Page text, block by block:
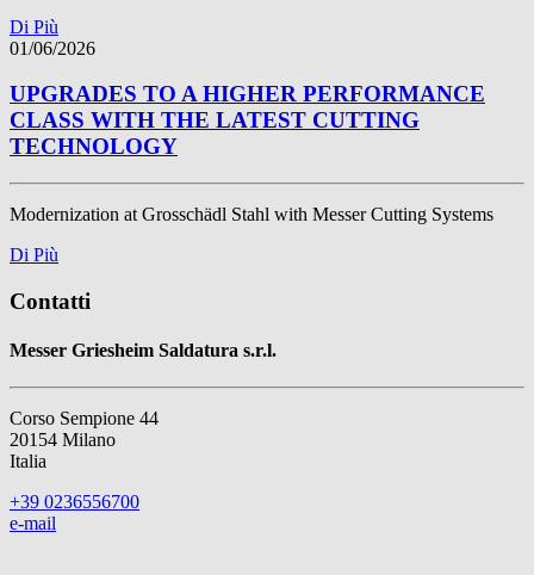
Di Più
01/06/2026
UPGRADES TO A HIGHER PERFORMANCE
CLASS WITH THE LATEST CUTTING
TECHNOLOGY
Modernization at Grosschädl Stahl with Messer Cutting Systems
Di Più
Contatti
Messer Griesheim Saldatura s.r.l.
Corso Sempione 44
20154 Milano
Italia
+39 0236556700
e-mail